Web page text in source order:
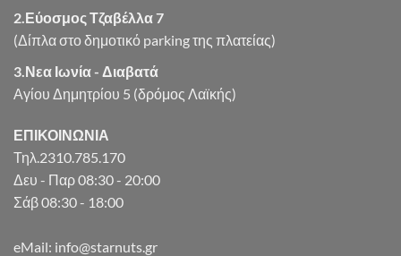
2.Εύοσμος Τζαβέλλα 7
(Δίπλα στο δημοτικό parking της πλατείας)
3.Νεα Ιωνία - Διαβατά
Αγίου Δημητρίου 5 (δρόμος Λαϊκής)
ΕΠΙΚΟΙΝΩΝΙΑ
Τηλ.2310.785.170
Δευ - Παρ 08:30 - 20:00
Σάβ 08:30 - 18:00
eMail: info@starnuts.gr